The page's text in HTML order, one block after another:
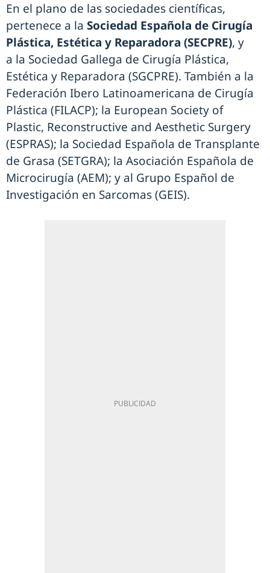
En el plano de las sociedades científicas,
pertenece a la Sociedad Española de Cirugía
Plástica, Estética y Reparadora (SECPRE), y
a la Sociedad Gallega de Cirugía Plástica,
Estética y Reparadora (SGCPRE). También a la
Federación Ibero Latinoamericana de Cirugía
Plástica (FILACP); la European Society of
Plastic, Reconstructive and Aesthetic Surgery
(ESPRAS); la Sociedad Española de Transplante
de Grasa (SETGRA); la Asociación Española de
Microcirugía (AEM); y al Grupo Español de
Investigación en Sarcomas (GEIS).